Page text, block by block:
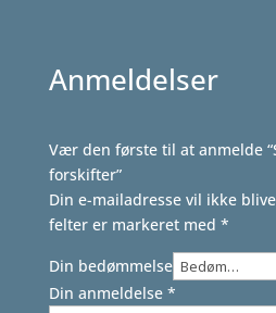
Anmeldelser
Vær den første til at anmelde
forskifter”
Din e-mailadresse vil ikke
felter er markeret med *
Din bedømmelse
Din anmeldelse *